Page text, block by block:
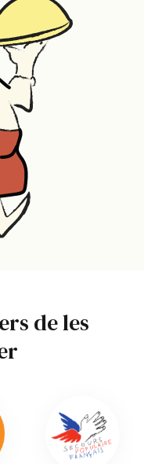
de les